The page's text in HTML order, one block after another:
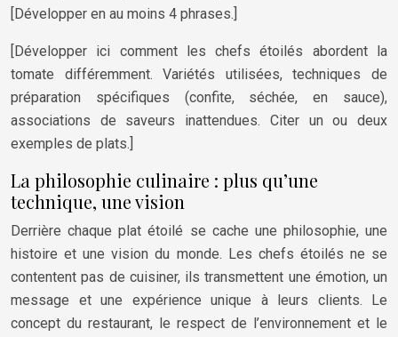
[Développer en au moins 4 phrases.]
[Développer ici comment les chefs étoilés abordent la
tomate différemment. Variétés utilisées, techniques de
préparation spécifiques (confite, séchée, en sauce),
associations de saveurs inattendues. Citer un ou deux
exemples de plats.]
La philosophie culinaire : plus qu’une
technique, une vision
Derrière chaque plat étoilé se cache une philosophie, une
histoire et une vision du monde. Les chefs étoilés ne se
contentent pas de cuisiner, ils transmettent une émotion, un
message et une expérience unique à leurs clients. Le
concept du restaurant, le respect de l’environnement et le